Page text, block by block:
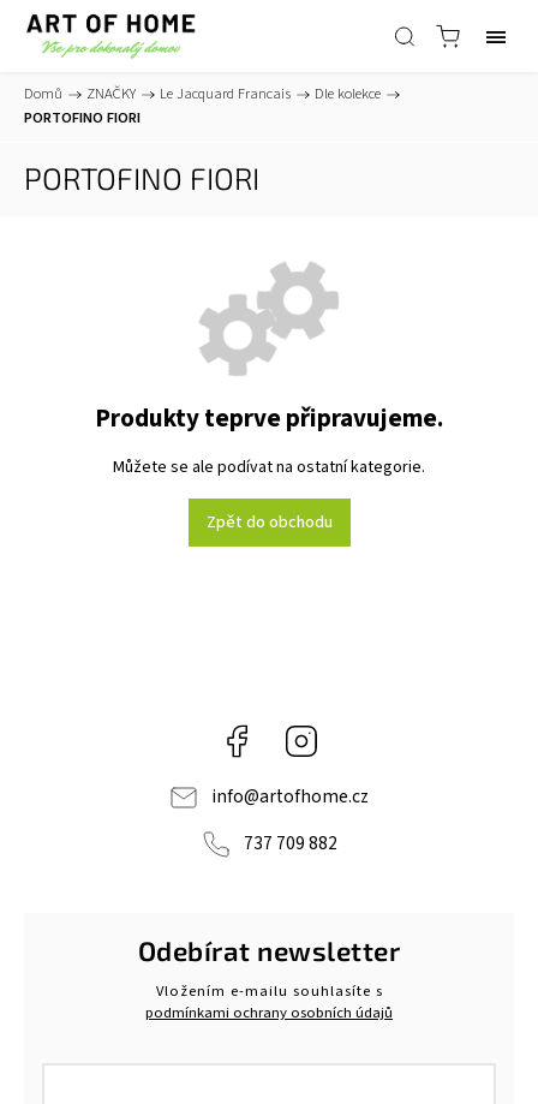
Domů / ZNAČKY / Le Jacquard Francais / Dle kolekce /
PORTOFINO FIORI
PORTOFINO FIORI
Produkty teprve připravujeme.
Můžete se ale podívat na ostatní kategorie.
Zpět do obchodu
Facebook
info@artofhome.cz
737 709 882
Odebírat newsletter
Vložením e-mailu souhlasíte s
podmínkami ochrany osobních údajů